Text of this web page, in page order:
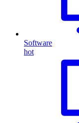
Software
hot